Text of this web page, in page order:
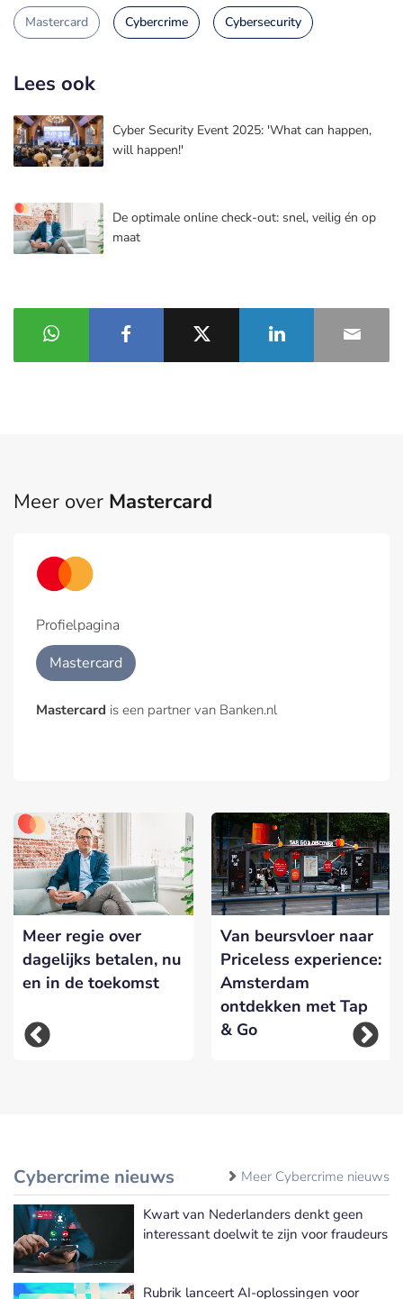
Mastercard Cybercrime Cybersecurity
Lees ook
Cyber Security Event 2025: 'What can happen,
will happen!'
De optimale online check-out: snel, veilig én op
maat
Meer over Mastercard
Profielpagina
Mastercard
Mastercard is een partner van Banken.nl
Meer regie over
dagelijks betalen, nu
en in de toekomst
Van beursvloer naar
Priceless experience:
Amsterdam
ontdekken met Tap
& Go
Cybercrime nieuws Meer Cybercrime nieuws
Kwart van Nederlanders denkt geen
interessant doelwit te zijn voor fraudeurs
Rubrik lanceert AI-oplossingen voor